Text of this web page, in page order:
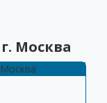
Москва